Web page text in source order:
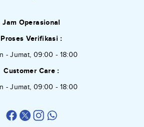
Jam Operasional
Proses Verifikasi :
- Jumat, 09:00 - 18:00
Customer Care :
- Jumat, 09:00 - 18:00